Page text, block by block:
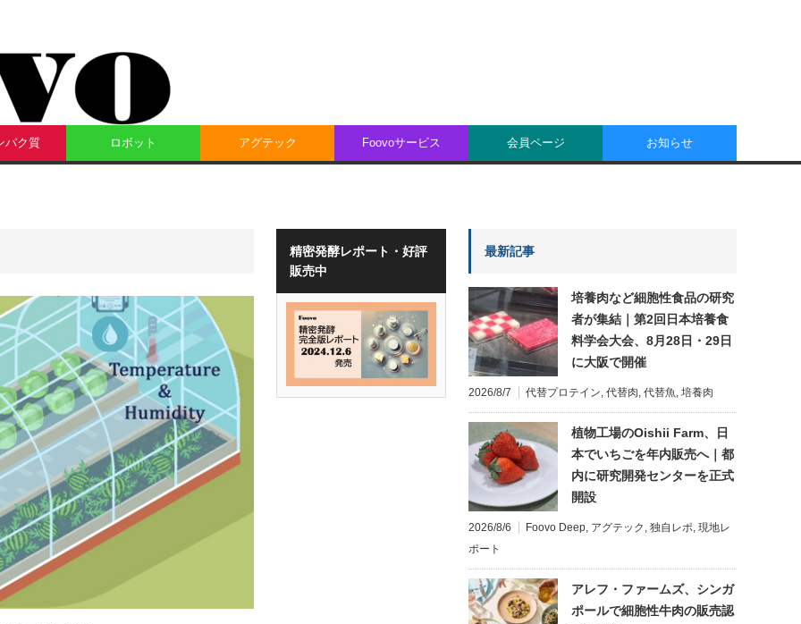
パク質 ロボット アグテック Foovoサービス 会員ページ お知らせ
精密発酵レポート・好評
販売中
最新記事
培養肉など細胞性食品の研究
者が集結｜第2回日本培養食
料学会大会、8月28日・29日
に大阪で開催
2026/8/7 代替プロテイン, 代替肉, 代替魚, 培養肉
植物工場のOishii Farm、日
本でいちごを年内販売へ｜都
内に研究開発センターを正式
開設
2026/8/6 Foovo Deep, アグテック , 独自レポ, 現地レ
ポート
アレフ・ファームズ、シンガ
ポールで細胞性牛肉の販売認